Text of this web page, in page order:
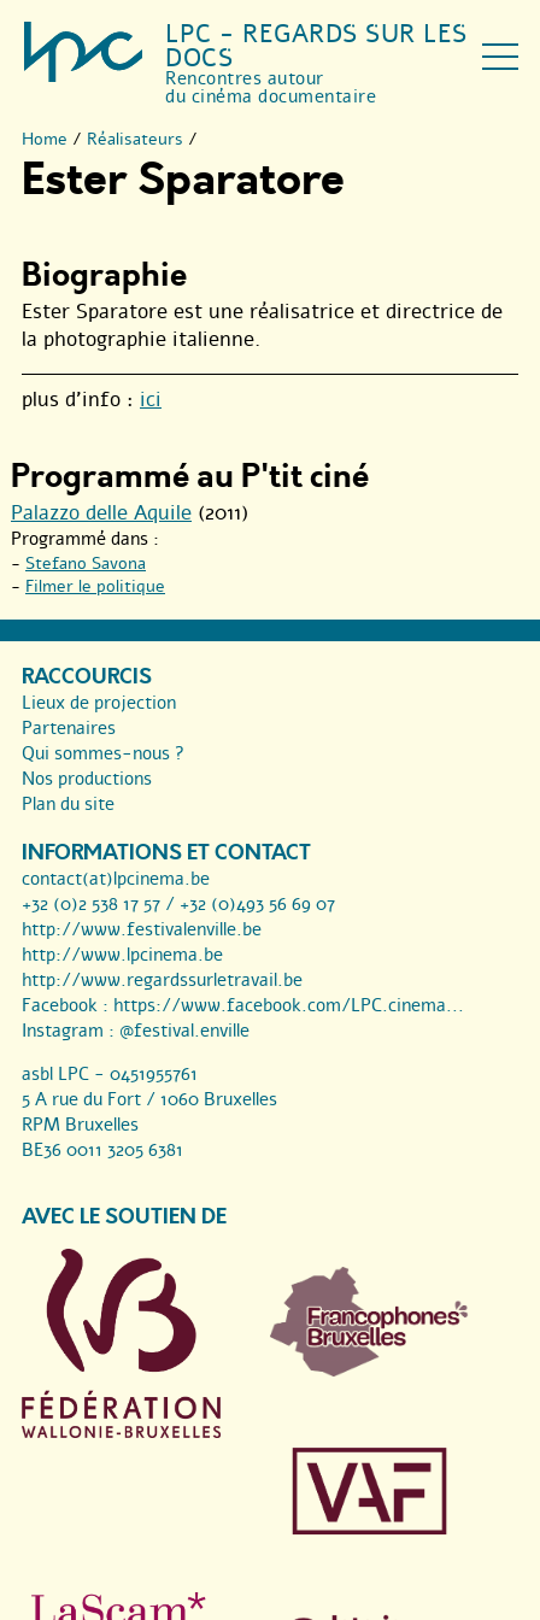
LPC - REGARDS SUR LES
DOCS
Rencontres autour
du cinéma documentaire
Home / Réalisateurs /
Ester Sparatore
Biographie
Ester Sparatore est une réalisatrice et directrice de
la photographie italienne.
plus d’info : ici
Programmé au P'tit ciné
Palazzo delle Aquile (2011)
Programmé dans :
- Stefano Savona
- Filmer le politique
RACCOURCIS
Lieux de projection
Partenaires
Qui sommes-nous ?
Nos productions
Plan du site
INFORMATIONS ET CONTACT
contact(at)lpcinema.be
+32 (0)2 538 17 57 / +32 (0)493 56 69 07
http://www.festivalenville.be
http://www.lpcinema.be
http://www.regardssurletravail.be
Facebook : https://www.facebook.com/LPC.cinema...
Instagram : @festival.enville
asbl LPC - 0451955761
5 A rue du Fort / 1060 Bruxelles
RPM Bruxelles
BE36 0011 3205 6381
AVEC LE SOUTIEN DE